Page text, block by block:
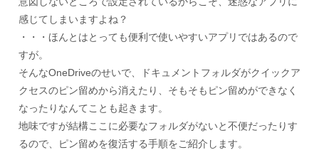
感じてしまいますよね？
・・・ほんとはとっても便利で使いやすいアプリではあるので
すが。
そんなOneDriveのせいで、ドキュメントフォルダがクイックア
クセスのピン留めから消えたり、そもそもピン留めができなく
なったりなんてことも起きます。
地味ですが結構ここに必要なフォルダがないと不便だったりす
るので、ピン留めを復活する手順をご紹介します。